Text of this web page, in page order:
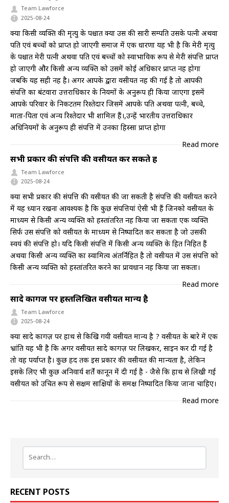
Team Lawforce
2025-08-24
क्या किसी व्यक्ति की मृत्यु के पश्चात क्या उस की सारी सम्पति उसके पत्नी अथवा
पति एवं बच्चों को प्राप्त हो जाएगी समाज में एक धारणा यह भी है कि मेरी मृत्यु
के पश्चात मेरी पत्नी अथवा पति एवं बच्चों को स्वाभाविक रूप से मेरी संपत्ति प्राप्त
हो जाएगी और किसी अन्य व्यक्ति को उसमें कोई अधिकार प्राप्त नहीं होगा
जबकि यह सही नहीं है। अगर आपके द्वारा वसीयत नहीं की गई है तो आपकी
संपत्ति का बंटवारा उत्तराधिकार के नियमों के अनुरूप ही किया जाएगा इसमें
आपके परिवार के निकटतम रिश्तेदार जिसमें आपके पति अथवा पत्नी, बच्चे,
माता-पिता एवं अन्य रिश्तेदार भी शामिल हैं।,उन्हें भारतीय उत्तराधिकार
अधिनियमों के अनुरूप ही संपत्ति में उनका हिस्सा प्राप्त होगा
Read more
सभी प्रकार की संपत्ति की वसीयत कर सकते हैं
Team Lawforce
2025-08-24
क्या सभी प्रकार की संपत्ति की वसीयत की जा सकती है संपत्ति की वसीयत करने
में यह ध्यान रखना आवश्यक है कि कुछ संपत्तियां ऐसी भी हैं जिनको वसीयत के
माध्यम से किसी अन्य व्यक्ति को हस्तांतरित नहीं किया जा सकता एक व्यक्ति
सिर्फ उस संपत्ति को वसीयत के माध्यम से निष्पादित कर सकता है जो उसकी
स्वयं की संपत्ति हो। यदि किसी संपत्ति में किसी अन्य व्यक्ति के हित निहित हैं
अथवा किसी अन्य व्यक्ति का स्वामित्व अंतर्निहित है तो वसीयत में उस संपत्ति को
किसी अन्य व्यक्ति को हस्तांतरित करने का प्रावधान नहीं किया जा सकता।
Read more
सादे कागज पर हस्तलिखित वसीयत मान्य है
Team Lawforce
2025-08-24
क्या सादे कागज़ पर हाथ से किखि गयी वसीयत मान्य है ? वसीयत के बारे में एक
भ्रांति यह भी है कि अगर वसीयत सादे कागज़ पर लिखकर, साइन कर दी गई है
तो वह पर्याप्त है। कुछ हद तक इस प्रकार की वसीयत की मान्यता है, लेकिन
इसके लिए भी कुछ अनिवार्य शर्तें कानून में दी गई है - जैसे कि हाथ से लिखी गई
वसीयत को उचित रूप से सक्षम साक्षियों के समक्ष निष्पादित किया जाना चाहिए।
Read more
RECENT POSTS